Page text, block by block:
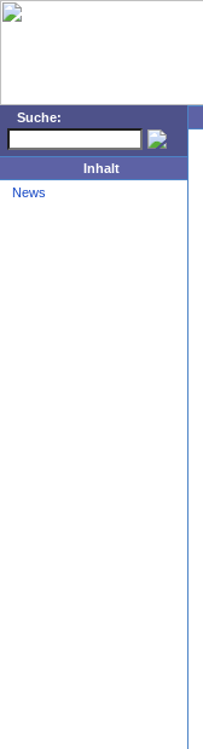
Suche:
Inhalt
News